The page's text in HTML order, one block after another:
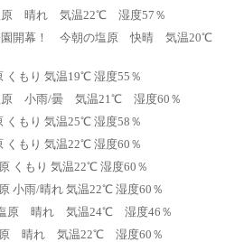
原 晴れ 気温22℃ 湿度57％
園開幕！ 今朝の塩原 快晴 気温20℃
くもり 気温19℃ 湿度55％
原 小雨/曇 気温21℃ 湿度60％
くもり 気温25℃ 湿度58％
くもり 気温22℃ 湿度60％
くもり 気温22℃ 湿度60％
小雨/晴れ 気温22℃ 湿度60％
原 晴れ 気温24℃ 湿度46％
原 晴れ 気温22℃ 湿度60％